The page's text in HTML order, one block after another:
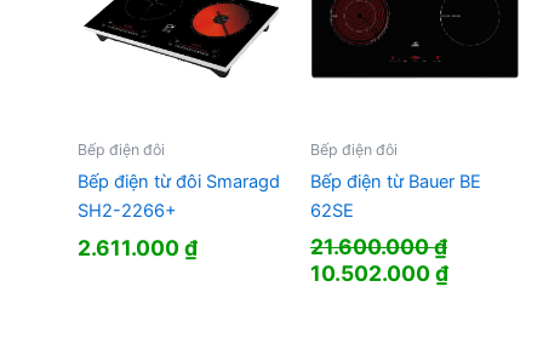
Bếp điện đôi
Bếp điện từ đôi Smaragd
SH2-2266+
2.611.000₫
Bếp điện đôi
Bếp điện từ Bauer BE
62SE
21.600.000₫
Giá
10.502.000₫Giá